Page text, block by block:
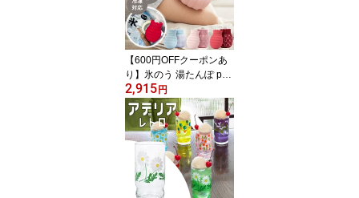
【600円OFFクーポンあ
り】氷のう 湯たんぽ pok
apo ポカポ ニットカバー
付き レッド ピンク ブル
ー 繰り返し使える 保冷
剤 シリコン クールピロ
ー アイスまくら 暑さ対
策 熱中症対策 カバー ア
ウトドア 対策 夏 冬 両用
氷嚢 アイスノン プレゼ
2,915 円